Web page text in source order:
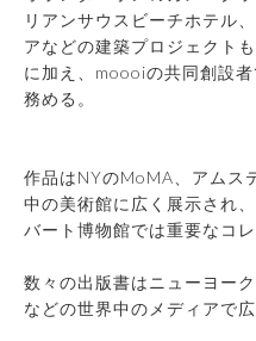
リアンサウスビーチホテル
アなどの建築プロジェクト
に加え、moooiの共同創設
務める。
作品はNYのMoMA、アムス
中の美術館に広く展示され
バート博物館では重要なコ
数々の出版書はニューヨー
などの世界中のメディアで